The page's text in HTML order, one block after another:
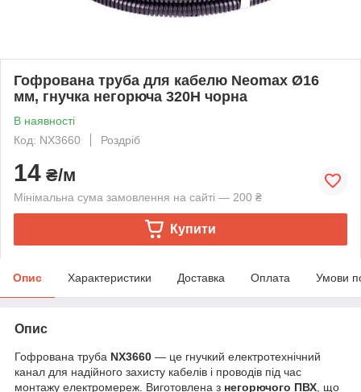
Гофрована труба для кабелю Neomax Ø16
мм, гнучка негорюча 320H чорна
В наявності
Код: NX3660
Роздріб
14 ₴/м
Мінімальна сума замовлення на сайті — 200 ₴
Купити
Опис Характеристики Доставка Оплата Умови
Опис
Гофрована труба NX3660 — це гнучкий електротехнічний
канал для надійного захисту кабелів і проводів під час
монтажу електромереж. Виготовлена з негорючого ПВХ , що